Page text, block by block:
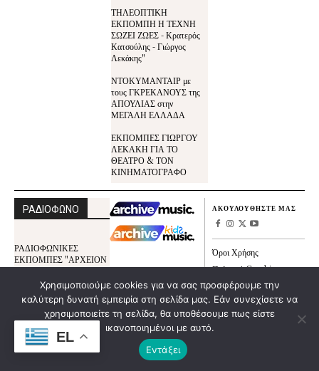
ΤΗΛΕΟΠΤΙΚΗ
ΕΚΠΟΜΠΗ Η ΤΕΧΝΗ
ΣΩΖΕΙ ΖΩΕΣ - Κρατερός
Κατσούλης - Γιώργος
Λεκάκης"
ΝΤΟΚΥΜΑΝΤΑΙΡ με
τους ΓΚΡΕΚΑΝΟΥΣ της
ΑΠΟΥΛΙΑΣ στην
ΜΕΓΑΛΗ ΕΛΛΑΔΑ
ΕΚΠΟΜΠΕΣ ΓΙΩΡΓΟΥ
ΛΕΚΑΚΗ ΓΙΑ ΤΟ
ΘΕΑΤΡΟ & ΤΟΝ
ΚΙΝΗΜΑΤΟΓΡΑΦΟ
ΡΑΔΙΟΦΩΝΟ
ΡΑΔΙΟΦΩΝΙΚΕΣ
ΕΚΠΟΜΠΕΣ "ΑΡΧΕΙΟΝ
ΠΟΛΙΤΙΣΜΟΥ"
ΕΚΠΟΜΠΕΣ ΓΙΑ ΤΟ
ΜΠΟΥΖΟΥΚΙ
ΕΚΠΟΜΠΕΣ ΓΙΑ ΤΟ
ΚΛΑΡΙΝΟ
ΑΚΟΥΛΟΥΘΗΣΤΕ ΜΑΣ
Όροι Χρήσης
Πολιτική Cookies
Πολιτικής Απορρήτου
Το Αρχείον Πολιτισμού
EL
Χρησιμοποιούμε cookies για να σας προσφέρουμε την
καλύτερη δυνατή εμπειρία στη σελίδα μας. Εάν συνεχίσετε να
χρησιμοποιείτε τη σελίδα, θα υποθέσουμε πως είστε
ικανοποιημένοι με αυτό.
Εντάξει